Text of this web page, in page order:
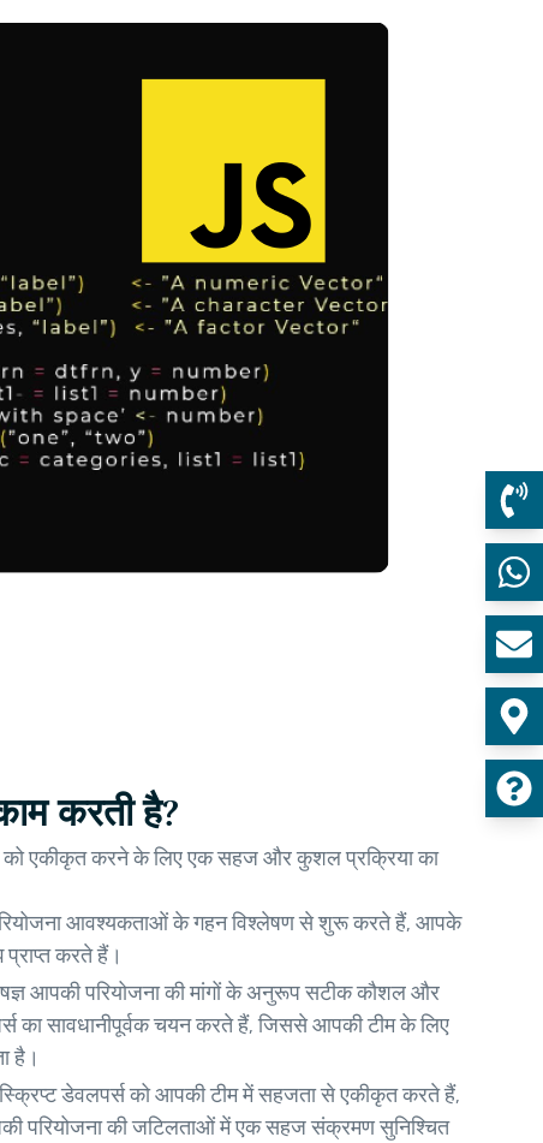
करती है?
को एकीकृत करने के लिए एक सहज और कुशल प्रक्रिया का
आवश्यकताओं के गहन विश्लेषण से शुरू करते हैं, आपके
प्राप्त करते हैं।
आपकी परियोजना की मांगों के अनुरूप सटीक कौशल और
का सावधानीपूर्वक चयन करते हैं, जिससे आपकी टीम के लिए
है।
डेवलपर्स को आपकी टीम में सहजता से एकीकृत करते हैं,
परियोजना की जटिलताओं में एक सहज संक्रमण सुनिश्चित